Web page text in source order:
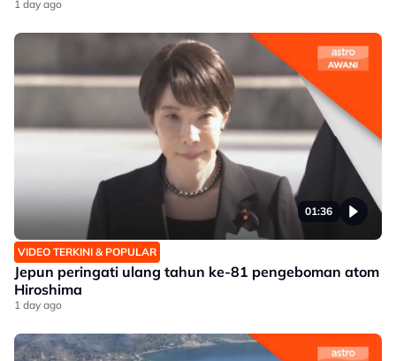
1 day ago
01:36
VIDEO TERKINI & POPULAR
Jepun peringati ulang tahun ke-81 pengeboman atom
Hiroshima
1 day ago